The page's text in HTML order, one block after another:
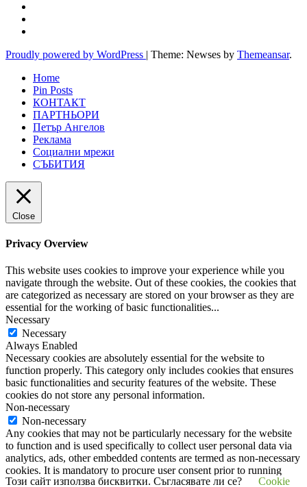
Proudly powered by WordPress | Theme: Newses by Themeansar.
Home
Pin Posts
КОНТАКТ
ПАРТНЬОРИ
Петър Ангелов
Реклама
Социални мрежи
СЪБИТИЯ
Този сайт използва бисквитки. Съгласявате ли се? Cookie
Close
Privacy Overview
This website uses cookies to improve your experience while you
navigate through the website. Out of these cookies, the cookies that
are categorized as necessary are stored on your browser as they are
essential for the working of basic functionalities...
Necessary
Necessary
Always Enabled
Necessary cookies are absolutely essential for the website to
function properly. This category only includes cookies that ensures
basic functionalities and security features of the website. These
cookies do not store any personal information.
Non-necessary
Non-necessary
Any cookies that may not be particularly necessary for the website
to function and is used specifically to collect user personal data via
analytics, ads, other embedded contents are termed as non-necessary
cookies. It is mandatory to procure user consent prior to running
these cookies on your website.